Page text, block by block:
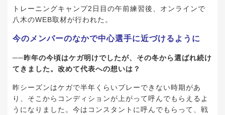
トレーニングキャンプ2日目の午前練習後、オンラインで
八木のWEB取材が行われた。
今のメンバーのなかで中心選手に近づけるように
──昨年の今頃はケガ明けでしたが、その冬から選ばれ続け
てきました。改めて代表への想いは？
昨シーズンはケガで半年くらいプレーできない時期があ
り、そこからコンディションが上がって呼んでもらえるよ
うになりました。今はコンスタントに呼んでもらって、戦